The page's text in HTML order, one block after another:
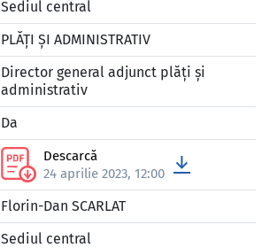
Sediul central
PLĂȚI ȘI ADMINISTRATIV
Director general adjunct plăți și
administrativ
Da
Descarcă
24 aprilie 2023, 12:00
Florin-Dan SCARLAT
Sediul central